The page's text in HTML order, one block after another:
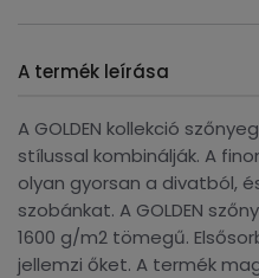
A termék leírása
A GOLDEN kollekció
stílussal kombinálják. A
olyan gyorsan a divatból,
szobánkat. A GOLDEN
1600 g/m2 tömegű.
jellemzi őket. A termék